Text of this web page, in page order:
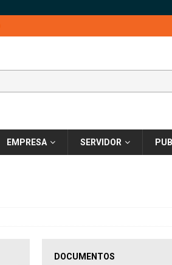
EMPRESA SERVIDOR
DOCUMENTOS